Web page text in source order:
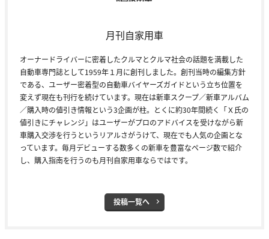
月刊自家用車
オーナードライバーに密着したクルマとクルマ社会の話題を満載した
自動車専門誌として1959年１月に創刊しました。創刊当時の編集方針
である、ユーザー密着型の自動車バイヤーズガイドという立ち位置を
変えず現在も刊行を続けています。現在は新車スクープ／新車アルバム
／購入時の値引き情報という3企画が柱。とくに約30年間続く「Ｘ氏の
値引きにチャレンジ」はユーザーがプロのアドバイスを受けながら新
車購入交渉を行うというリアルさがうけて、現在でも人気の企画とな
っています。毎月デビューする数多くの新車を豊富なページ数で紹介
し、購入指南を行うのも月刊自家用車ならではです。
投稿一覧へ